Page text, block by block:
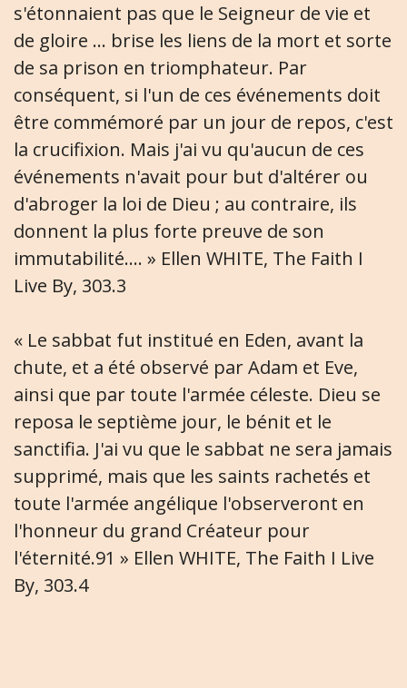
s'étonnaient pas que le Seigneur de vie et
de gloire ... brise les liens de la mort et sorte
de sa prison en triomphateur. Par
conséquent, si l'un de ces événements doit
être commémoré par un jour de repos, c'est
la crucifixion. Mais j'ai vu qu'aucun de ces
événements n'avait pour but d'altérer ou
d'abroger la loi de Dieu ; au contraire, ils
donnent la plus forte preuve de son
immutabilité.... » Ellen WHITE, The Faith I
Live By, 303.3
« Le sabbat fut institué en Eden, avant la
chute, et a été observé par Adam et Eve,
ainsi que par toute l'armée céleste. Dieu se
reposa le septième jour, le bénit et le
sanctifia. J'ai vu que le sabbat ne sera jamais
supprimé, mais que les saints rachetés et
toute l'armée angélique l'observeront en
l'honneur du grand Créateur pour
l'éternité.91 » Ellen WHITE, The Faith I Live
By, 303.4